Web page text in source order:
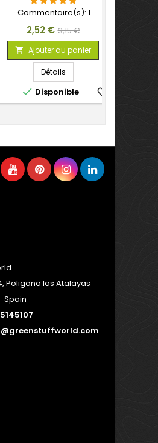
Commentaire(s): 1
Prix
2,52 € Prix
de
base
3,15 €
 Ajouter au panier
Détails
 Disponible favorite_border
Poligono las Atalayas
Spain